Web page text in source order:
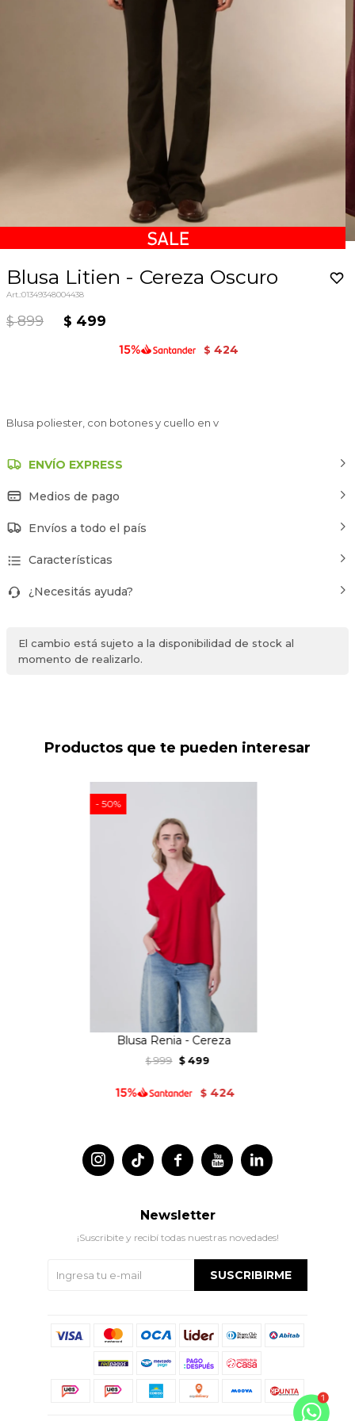
Blusa Litien - Cereza Oscuro
01349348004438
$ 899 $ 499
$ 424
Blusa poliester, con botones y cuello en v
ENVÍO EXPRESS
Medios de pago
Envíos a todo el país
Características
¿Necesitás ayuda?
El cambio está sujeto a la disponibilidad de stock al
momento de realizarlo.
Productos que te pueden interesar
50
Blusa Renia - Cereza
$ 999 $ 499
$ 424
 
 
Newsletter
¡Suscribite y recibí todas nuestras novedades!
SUSCRIBIRME